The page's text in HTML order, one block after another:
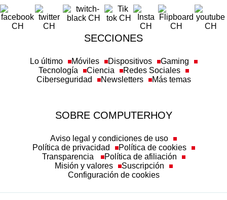
SECCIONES
Lo último Móviles Dispositivos
Gaming
Tecnología
Ciencia
Redes Sociales
Ciberseguridad
Newsletters Más temas
SOBRE COMPUTERHOY
Aviso legal y condiciones de uso
Política de privacidad
Política de cookies
Transparencia
Política de afiliación
Misión y valores
Suscripción
Configuración de cookies